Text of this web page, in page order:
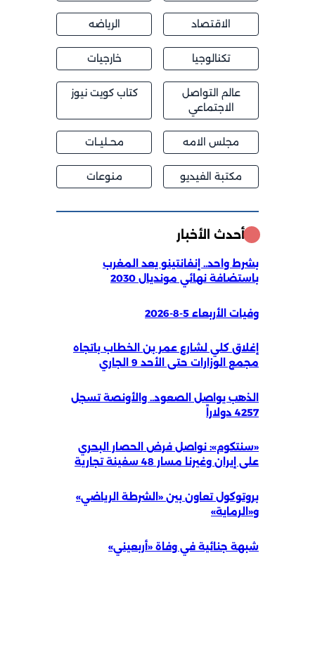
الاقتصاد الرياضه
تكنالوجيا خارجيات
عالم التواصل
الاجتماعي
كتاب كويت نيوز
مجلس الامه محــليــات
مكتبة الفيديو منوعات
أحدث الأخبار
بشرط واحد.. إنفانتينو يعد المغرب
باستضافة نهائي مونديال 2030
وفيات الأربعاء 5-8-2026
إغلاق كلي لشارع عمر بن الخطاب باتجاه
مجمع الوزارات حتى الأحد 9 الجاري
الذهب يواصل الصعود.. والأونصة تسجل
4257 دولاراً
«سنتكوم»: نواصل فرض الحصار البحري
على إيران وغيرنا مسار 48 سفينة تجارية
بروتوكول تعاون بين «الشرطة الرياضي»
و«الرماية»
شبهة جنائية في وفاة «أربعيني»